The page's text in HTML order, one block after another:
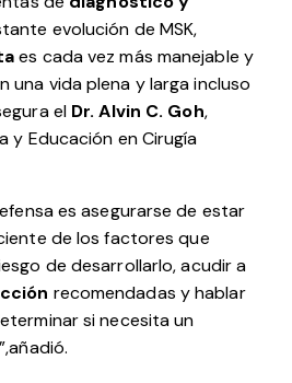
evolución de MSK,
es cada vez más manejable y
una vida plena y larga incluso
el Dr. Alvin C. Goh,
y Educación en Cirugía
es asegurarse de estar
de los factores que
de desarrollarlo, acudir a
recomendadas y hablar
si necesita un